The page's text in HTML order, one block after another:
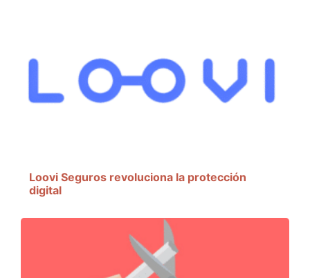
Loovi Seguros revoluciona la protección
digital